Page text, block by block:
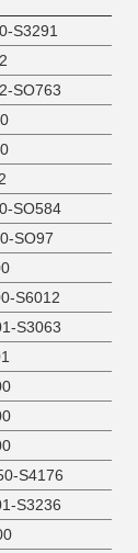
S3291
SO763
SO584
SO97
S6012
S3063
S4176
S3236